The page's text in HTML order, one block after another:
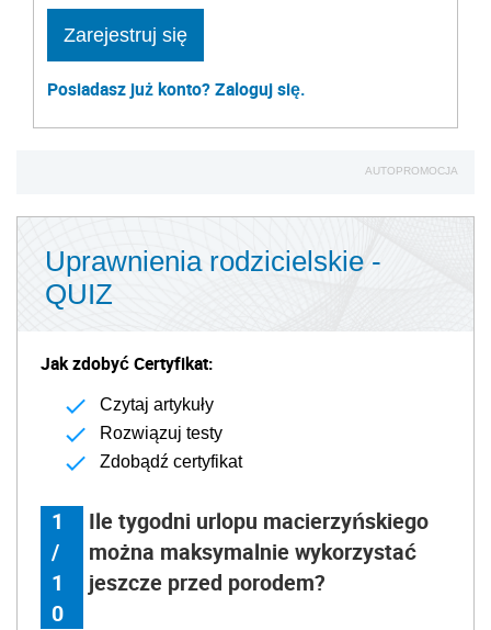
Zarejestruj się
Posiadasz już konto? Zaloguj się.
AUTOPROMOCJA
Uprawnienia rodzicielskie -
QUIZ
Jak zdobyć Certyfikat:
Czytaj artykuły
Rozwiązuj testy
Zdobądź certyfikat
1
/
1
0
Ile tygodni urlopu macierzyńskiego
można maksymalnie wykorzystać
jeszcze przed porodem?